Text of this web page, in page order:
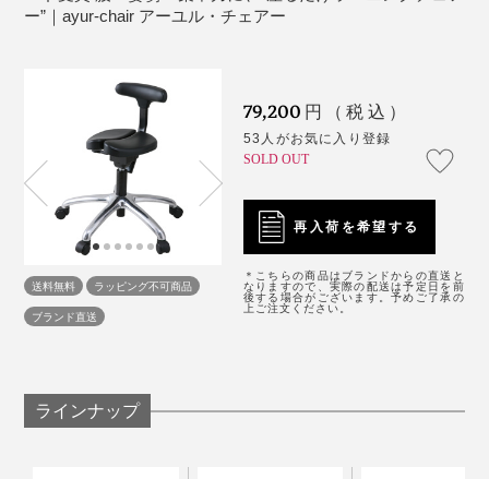
では押して切るようにできており、同じ用途でも道具の
これに注目した開発者が、3年の歳月をかけてたどり着
いたのが『アーユル・チェアー』。日本人の骨格にあっ
た「正座やあぐらの姿勢」＝「坐骨座り」をイスで実現
しました。
なのかと納得しました。
言葉で説明するよりも、実際に座ってしまえばカラダで
理解できます。
センサーにより、瞬きの回数や強さ、姿勢のブレを検出し、集中度を測定。
確かに、『アーユル・チェアー』に座ると仕事に集中せ
ざるを得ない状態になって、眠くなりにくい実感があり
ます。
この効果に注目した教育機関や企業が、続々と『アーユ
ル・チェアー』を導入。
ろうとしますが、『アーユル・チェアー』に座るとその
必要がない。
すると筋肉はリラックスできて、余計な負荷がかからな
い。結果的に正しい姿勢が一番ラクなのだと腑に落ちま
した。
とはいえ、正しい姿勢を意識的に続けることは至難の業
ですが、『アーユル・チェアー』なら座るだけで習得さ
正しい姿勢をカラダが覚えてしまえばこちらのもの。他
原産国：台湾
ー”｜ayur-chair アーユル・チェアー
送料無料
ラッピング不可商品
ブランド直送
79,200 円（税込）
53人がお気に入り登録
SOLD OUT
再入荷を希望する
＊こちらの商品はブランドからの直送と
なりますので、実際の配送は予定日を前
後する場合がございます。予めご了承の
上ご注文ください。
ラインナップ